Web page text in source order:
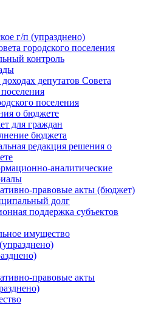
г/п (упразднено)
городского поселения
контроль
депутатов Совета
поселения
о бюджете
для граждан
бюджета
редакция решения о
аналитические
правовые акты (бюджет)
долг
поддержка субъектов
имущество
правовые акты